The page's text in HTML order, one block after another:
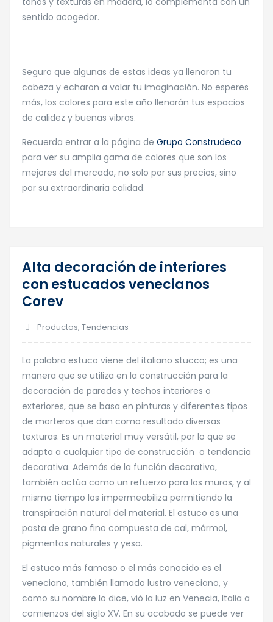
sentido acogedor.
Seguro que algunas de estas ideas ya llenaron tu
cabeza y echaron a volar tu imaginación. No esperes
más, los colores para este año llenarán tus espacios
de calidez y buenas vibras.
Recuerda entrar a la página de Grupo Construdeco
para ver su amplia gama de colores que son los
mejores del mercado, no solo por sus precios, sino
por su extraordinaria calidad.
Alta decoración de interiores
con estucados venecianos
Corev
Productos,Tendencias
La palabra estuco viene del italiano stucco; es una
manera que se utiliza en la construcción para la
decoración de paredes y techos interiores o
exteriores, que se basa en pinturas y diferentes tipos
de morteros que dan como resultado diversas
texturas. Es un material muy versátil, por lo que se
adapta a cualquier tipo de construcción o tendencia
decorativa. Además de la función decorativa,
también actúa como un refuerzo para los muros, y al
mismo tiempo los impermeabiliza permitiendo la
transpiración natural del material. El estuco es una
pasta de grano fino compuesta de cal, mármol,
pigmentos naturales y yeso.
El estuco más famoso o el más conocido es el
veneciano, también llamado lustro veneciano, y
como su nombre lo dice, vió la luz en Venecia, Italia a
comienzos del siglo XV. En su acabado se puede ver